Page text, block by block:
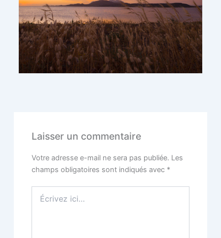
Laisser un commentaire
Votre adresse e-mail ne sera pas publiée. Les
champs obligatoires sont indiqués avec *
ici…